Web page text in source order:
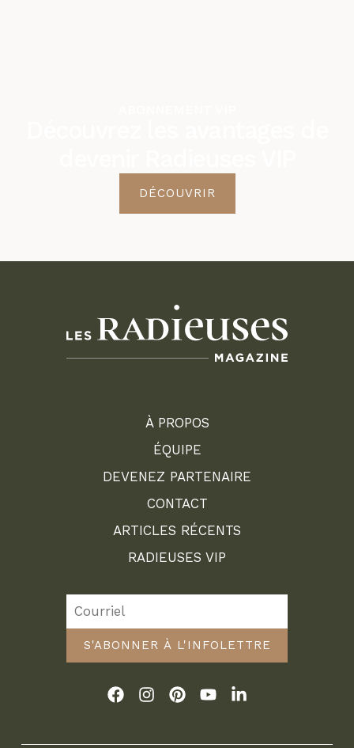
DÉCOUVRIR
À PROPOS
ÉQUIPE
DEVENEZ PARTENAIRE
CONTACT
ARTICLES RÉCENTS
RADIEUSES VIP
S'ABONNER À L'INFOLETTRE